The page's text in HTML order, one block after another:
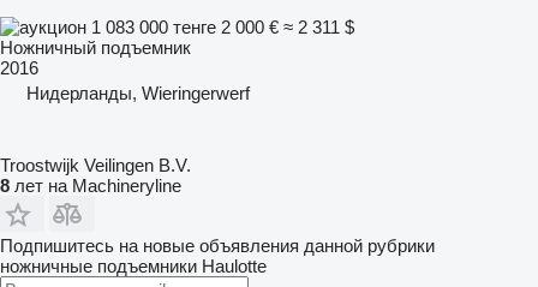
1 083 000 тенге 2 000 € ≈ 2 311 $
Ножничный подъемник
2016
Нидерланды, Wieringerwerf
Troostwijk Veilingen B.V.
8 лет на Machineryline
Подпишитесь на новые объявления данной рубрики
ножничные подъемники Haulotte